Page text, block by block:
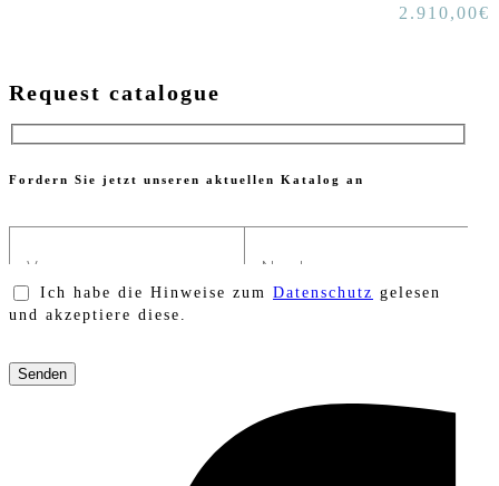
2.910,00€
Request catalogue
Fordern Sie jetzt unseren aktuellen Katalog an
Ich habe die Hinweise zum Datenschutz gelesen
und akzeptiere diese.
lasse